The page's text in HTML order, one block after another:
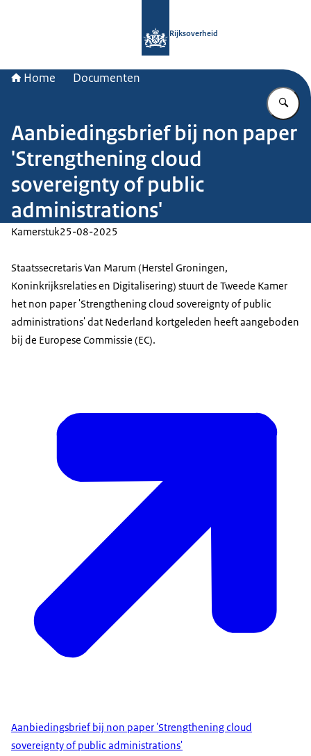
Rijksoverheid
Home Documenten
Aanbiedingsbrief bij non paper
'Strengthening cloud
sovereignty of public
administrations'
Kamerstuk25-08-2025
Staatssecretaris Van Marum (Herstel Groningen,
Koninkrijksrelaties en Digitalisering) stuurt de Tweede Kamer
het non paper 'Strengthening cloud sovereignty of public
administrations' dat Nederland kortgeleden heeft aangeboden
bij de Europese Commissie (EC).
Aanbiedingsbrief bij non paper 'Strengthening cloud
sovereignty of public administrations'